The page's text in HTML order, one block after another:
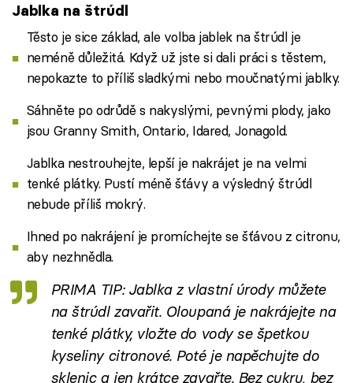
Jablka na štrúdl
Těsto je sice základ, ale volba jablek na štrúdl je
neméně důležitá. Když už jste si dali práci s těstem,
nepokazte to příliš sladkými nebo moučnatými jablky.
Sáhněte po odrůdě s nakyslými, pevnými plody, jako
jsou Granny Smith, Ontario, Idared, Jonagold.
Jablka nestrouhejte, lepší je nakrájet je na velmi
tenké plátky. Pustí méně šťávy a výsledný štrúdl
nebude příliš mokrý.
Ihned po nakrájení je promíchejte se šťávou z citronu,
aby nezhnědla.
PRIMA TIP: Jablka z vlastní úrody můžete
na štrúdl zavařit. Oloupaná je nakrájejte na
tenké plátky, vložte do vody se špetkou
kyseliny citronové. Poté je napěchujte do
sklenic a jen krátce zavařte. Bez cukru, bez